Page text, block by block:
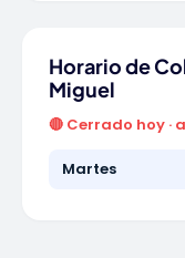
Horario de
Miguel
🔴 Cerrado hoy ·
Martes